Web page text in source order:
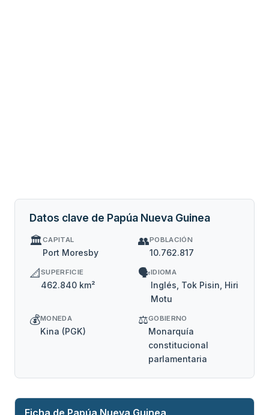
Datos clave de Papúa Nueva Guinea
🏛️CAPITAL
Port Moresby
👥POBLACIÓN
10.762.817
📐SUPERFICIE
462.840 km²
🗣️IDIOMA
Inglés, Tok Pisin, Hiri
Motu
💰MONEDA
Kina (PGK)
⚖️GOBIERNO
Monarquía
constitucional
parlamentaria
Ficha de Papúa Nueva Guinea